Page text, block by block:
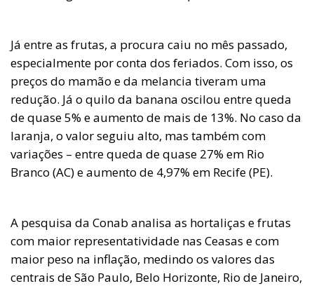
Já entre as frutas, a procura caiu no mês passado,
especialmente por conta dos feriados. Com isso, os
preços do mamão e da melancia tiveram uma
redução. Já o quilo da banana oscilou entre queda
de quase 5% e aumento de mais de 13%. No caso da
laranja, o valor seguiu alto, mas também com
variações – entre queda de quase 27% em Rio
Branco (AC) e aumento de 4,97% em Recife (PE).
A pesquisa da Conab analisa as hortaliças e frutas
com maior representatividade nas Ceasas e com
maior peso na inflação, medindo os valores das
centrais de São Paulo, Belo Horizonte, Rio de Janeiro,